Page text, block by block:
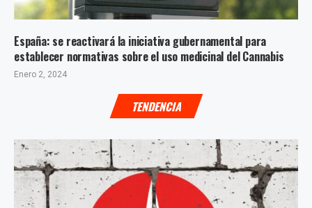
España: se reactivará la iniciativa gubernamental para
establecer normativas sobre el uso medicinal del Cannabis
Enero 2, 2024
TENDENCIA